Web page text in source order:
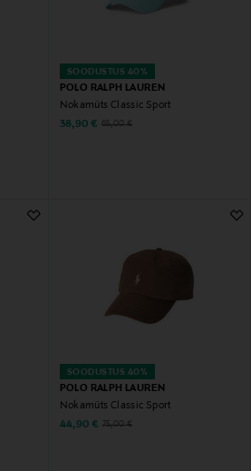
SOODUSTUS 40%
POLO RALPH LAUREN
Nokamüts Classic Sport
Discounted Price
38,90 € Original Price
65,00 €
SOODUSTUS 40%
POLO RALPH LAUREN
Nokamüts Classic Sport
Discounted Price
44,90 € Original Price
75,00 €